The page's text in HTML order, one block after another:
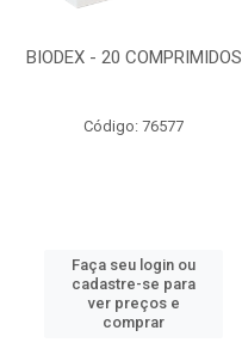
BIODEX - 20 COMPRIMIDOS
Código: 76577
Faça seu login ou
cadastre-se para
ver preços e
comprar